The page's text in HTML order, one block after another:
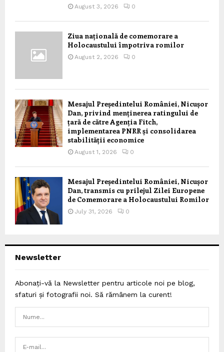
August 3, 2026 0
Ziua națională de comemorare a
Holocaustului împotriva romilor
August 2, 2026 0
Mesajul Președintelui României, Nicușor
Dan, privind menținerea ratingului de
țară de către Agenția Fitch,
implementarea PNRR și consolidarea
stabilității economice
August 1, 2026 0
Mesajul Președintelui României, Nicușor
Dan, transmis cu prilejul Zilei Europene
de Comemorare a Holocaustului Romilor
July 31, 2026 0
Newsletter
Abonați-vă la Newsletter pentru articole noi pe blog,
sfaturi și fotografii noi. Să rămânem la curent!